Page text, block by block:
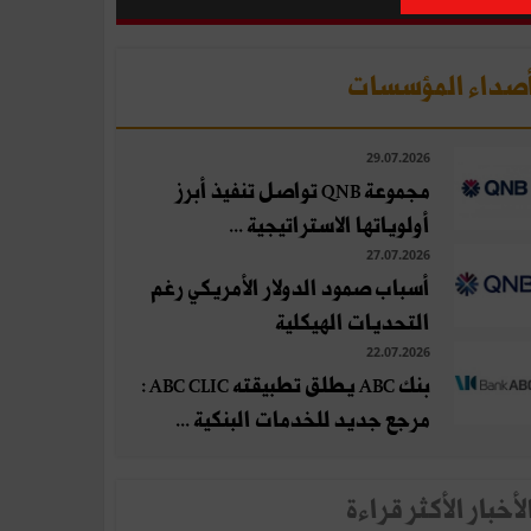
المؤسسات
29.07.2026
مجموعة QNB تواصل تنفيذ أبرز
أولوياتها الاستراتيجية ...
27.07.2026
أسباب صمود الدولار الأمريكي رغم
التحديات الهيكلية
22.07.2026
بنك ABC يطلق تطبيقته ABC CLIC :
مرجع جديد للخدمات البنكية ...
الأكثر قراءة